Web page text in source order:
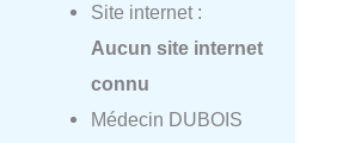
Site internet :
Aucun site internet
connu
Médecin DUBOIS